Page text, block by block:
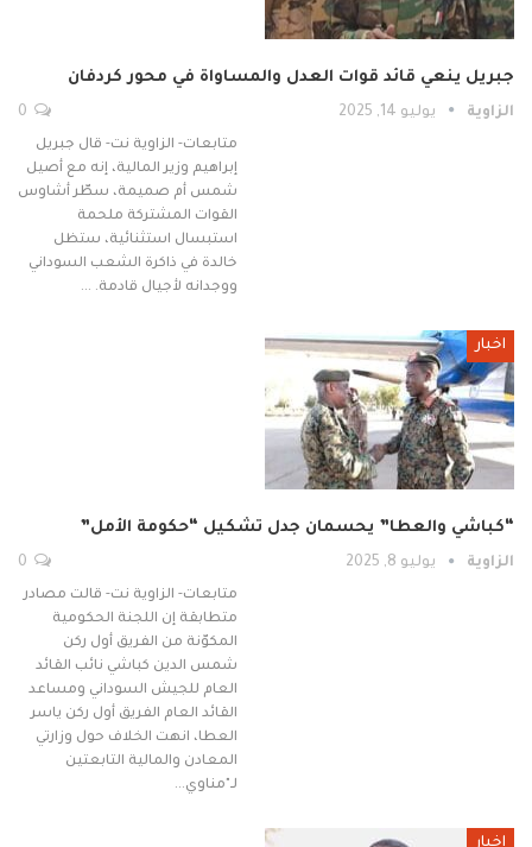
جبريل ينعي قائد قوات العدل والمساواة في محور كردفان
الزاوية يوليو 14, 2025
متابعات- الزاوية نت- قال جبريل
إبراهيم وزير المالية، إنه مع أصيل
شمس أم صميمة، سطّر أشاوس
القوات المشتركة ملحمة
استبسال استثنائية، ستظل
خالدة في ذاكرة الشعب السوداني
ووجدانه لأجيال قادمة. …
اخبار
“كباشي والعطا” يحسمان جدل تشكيل “حكومة الأمل”
الزاوية يوليو 8, 2025
متابعات- الزاوية نت- قالت مصادر
متطابقة إن اللجنة الحكومية
المكوّنة من الفريق أول ركن
شمس الدين كباشي نائب القائد
العام للجيش السوداني ومساعد
القائد العام الفريق أول ركن ياسر
العطا، انهت الخلاف حول وزارتي
المعادن والمالية التابعتين
لـ"مناوي…
اخبار